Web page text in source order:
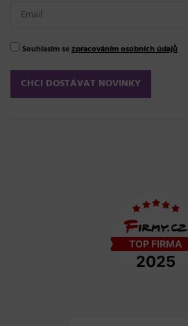
Souhlasím sezpracováním osobních údajů